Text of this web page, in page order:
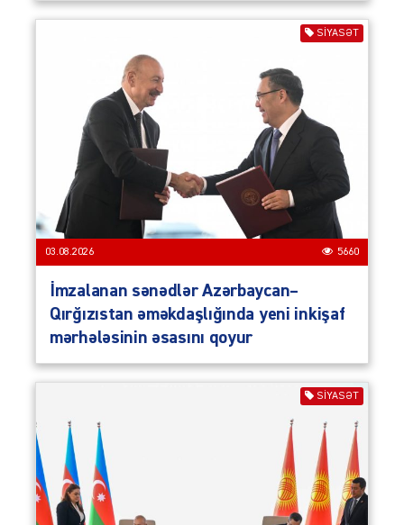
SIYASƏT
03.08.2026 5660
İmzalanan sənədlər Azərbaycan–
Qırğızıstan əməkdaşlığında yeni inkişaf
mərhələsinin əsasını qoyur
SIYASƏT